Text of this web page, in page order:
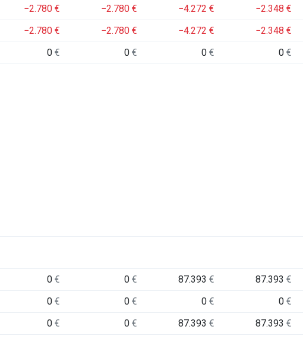
−2.780€ −2.780€ −4.272€ −2.348€
−2.780€ −2.780€ −4.272€ −2.348€
0€ 0€ 0€ 0€
0€ 0€ 87.393€ 87.393€
0€ 0€ 0€ 0€
0€ 0€ 87.393€ 87.393€